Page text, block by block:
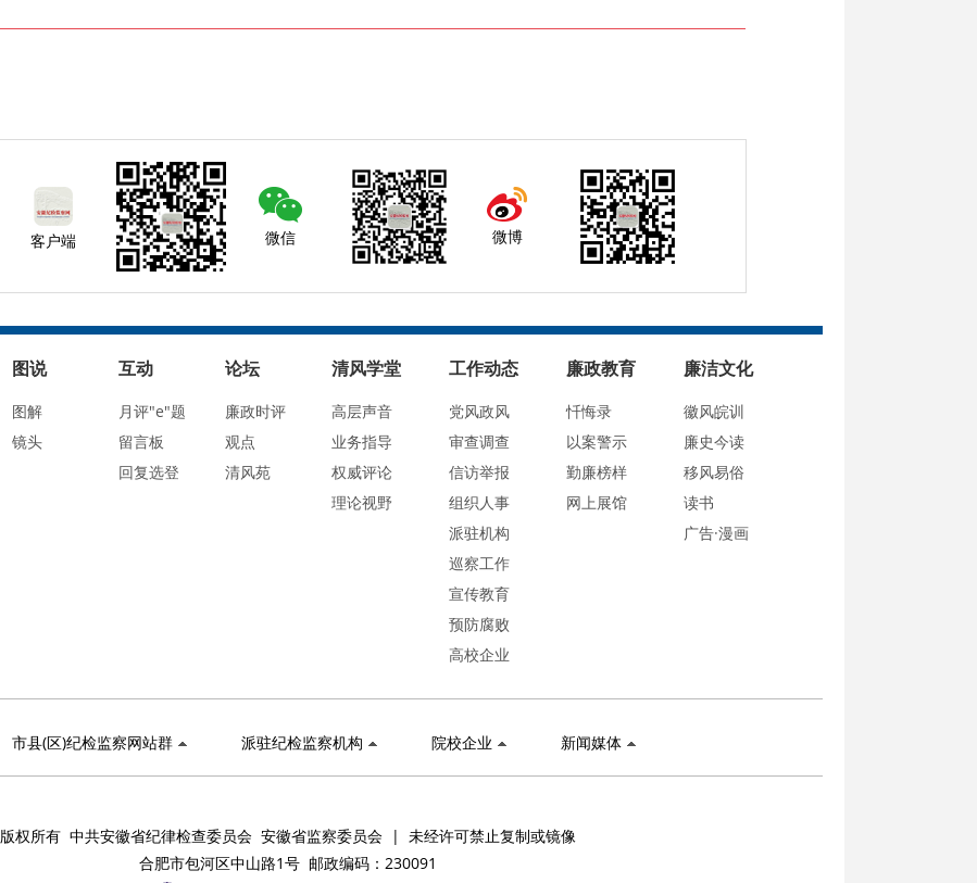
客户端 微信 微博
图说
图解
镜头
互动
月评"e"题
留言板
回复选登
论坛
廉政时评
观点
清风苑
清风学堂
高层声音
业务指导
权威评论
理论视野
工作动态
党风政风
审查调查
信访举报
组织人事
派驻机构
巡察工作
宣传教育
预防腐败
高校企业
廉政教育
忏悔录
以案警示
勤廉榜样
网上展馆
廉洁文化
徽风皖训
廉史今读
移风易俗
读书
广告·漫画
市县(区)纪检监察网站群 派驻纪检监察机构 院校企业 新闻媒体
版权所有 中共安徽省纪律检查委员会 安徽省监察委员会 | 未经许可禁止复制或镜像
合肥市包河区中山路1号 邮政编码：230091